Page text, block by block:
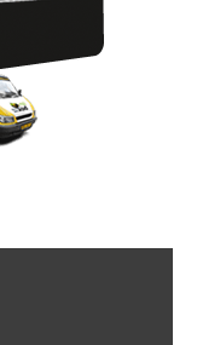
celé léto.
nás)